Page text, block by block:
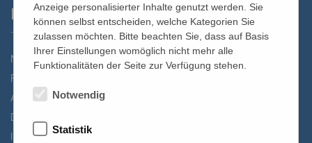
Links
Newsletter
Förderverein
Anreise
Datenschutz
Impressum
Anzeige personalisierter Inhalte genutzt werden. Sie
können selbst entscheiden, welche Kategorien Sie
zulassen möchten. Bitte beachten Sie, dass auf Basis
Ihrer Einstellungen womöglich nicht mehr alle
Funktionalitäten der Seite zur Verfügung stehen.
Notwendig
Statistik